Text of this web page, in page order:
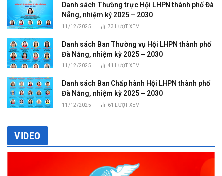
Danh sách Thường trực Hội LHPN thành phố Đà
Nẵng, nhiệm kỳ 2025 – 2030
11/12/2025 73 LƯỢT XEM
Danh sách Ban Thường vụ Hội LHPN thành phố
Đà Nẵng, nhiệm kỳ 2025 – 2030
11/12/2025 41 LƯỢT XEM
Danh sách Ban Chấp hành Hội LHPN thành phố
Đà Nẵng, nhiệm kỳ 2025 – 2030
11/12/2025 61 LƯỢT XEM
VIDEO